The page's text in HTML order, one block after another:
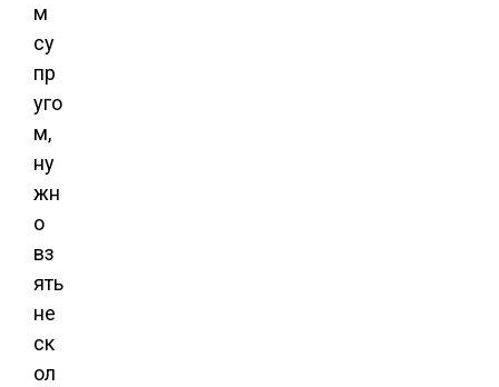
м
су
пр
уго
м,
ну
жн
о
вз
ять
не
ск
ол